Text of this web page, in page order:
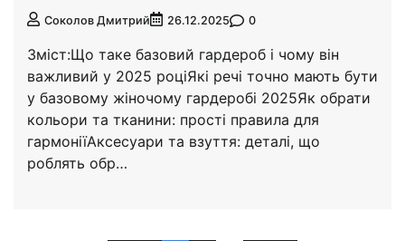
Соколов Дмитрий 26.12.2025 0
Зміст:Що таке базовий гардероб і чому він
важливий у 2025 роціЯкі речі точно мають бути
у базовому жіночому гардеробі 2025Як обрати
кольори та тканини: прості правила для
гармоніїАксесуари та взуття: деталі, що
роблять обр…